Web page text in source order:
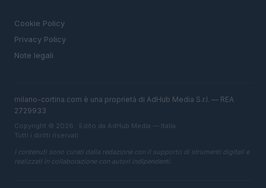
Cookie Policy
Privacy Policy
Note legali
milano-cortina.com è una proprietà di AdHub Media S.r.l. — REA
2729933
Copyright © 2026 · Edito da AdHub Media — Italia
Tutti i diritti riservati
I contenuti sono curati dalla redazione con il supporto di strumenti digitali e
realizzati in collaborazione con autori indipendenti.